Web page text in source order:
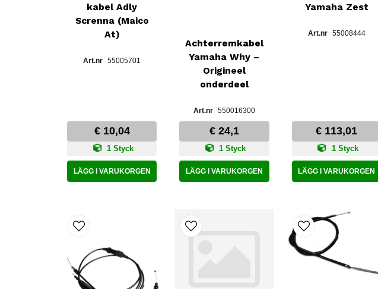
kabel Adly
Screnna (Maico
At)
55005701
€ 10,04
1 Styck
LÄGG I VARUKORGEN
Achterremkabel
Yamaha Why –
Origineel
onderdeel
550016300
€ 24,1
1 Styck
LÄGG I VARUKORGEN
Yamaha Zest
55008444
€ 113,01
1 Styck
LÄGG I VARUKORGEN